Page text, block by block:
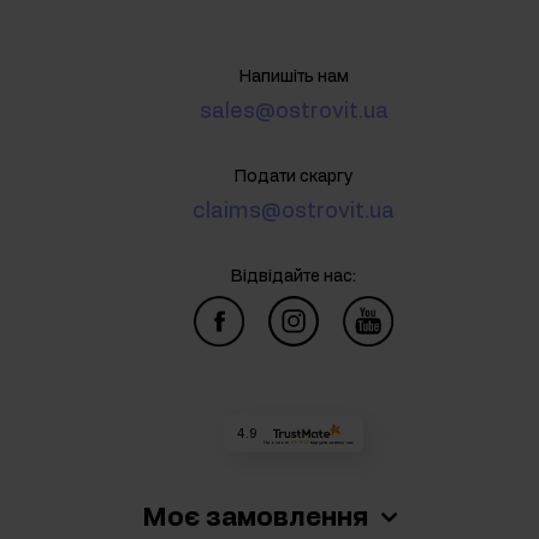
Моє замовлення
Напишіть нам
sales@ostrovit.ua
Подати скаргу
claims@ostrovit.ua
Відвідайте нас:
4.9
На основі 69 812 відгуків за весь час